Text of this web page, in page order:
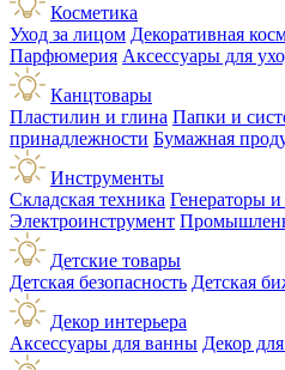
Косметика
Уход за лицом Декоративная
Парфюмерия Аксессуары для
Канцтовары
Пластилин и глина Папки и
принадлежности Бумажная
Инструменты
Складская техника Генераторы и
Электроинструмент
Детские товары
Детская безопасность Детская
Декор интерьера
Аксессуары для ванны Декор